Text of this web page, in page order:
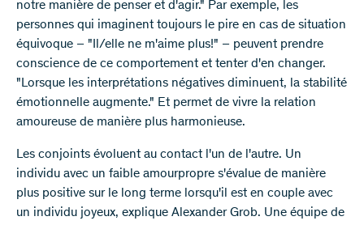
notre manière de penser et d'agir." Par exemple, les
personnes qui imaginent toujours le pire en cas de situation
équivoque – "Il/elle ne m'aime plus!" – peuvent prendre
conscience de ce comportement et tenter d'en changer.
"Lorsque les interprétations négatives diminuent, la stabilité
émotionnelle augmente." Et permet de vivre la relation
amoureuse de manière plus harmonieuse.
Les conjoints évoluent au contact l'un de l'autre. Un
individu avec un faible amourpropre s'évalue de manière
plus positive sur le long terme lorsqu'il est en couple avec
un individu joyeux, explique Alexander Grob. Une équipe de